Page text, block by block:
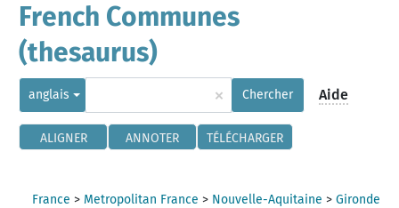
French Communes
(thesaurus)
anglais × Chercher Aide
ALIGNER ANNOTER TÉLÉCHARGER
France > Metropolitan France > Nouvelle-Aquitaine >Gironde